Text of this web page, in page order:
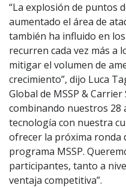
“La explosión de puntos
aumentado el área de
también ha influido en
recurren cada vez más a
mitigar el volumen de
crecimiento”, dijo Luca
Global de MSSP & Carrier
combinando nuestros 28
tecnología con nuestra
ofrecer la próxima ronda
programa MSSP.
participantes, tanto a
ventaja competitiva”.